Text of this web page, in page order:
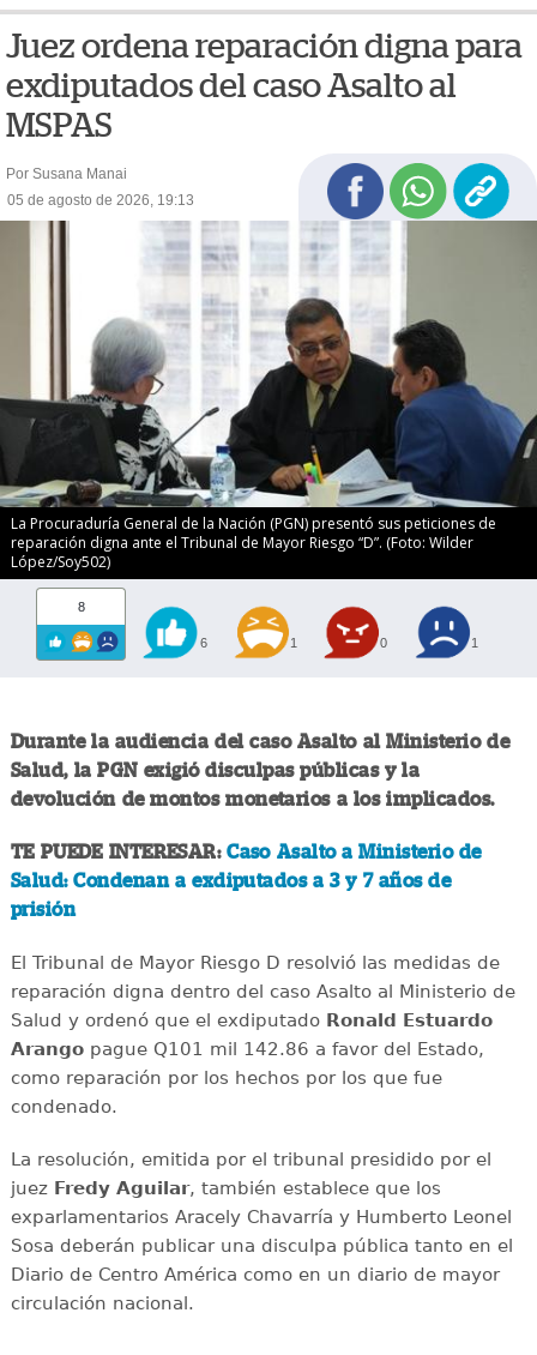
Juez ordena reparación digna para
exdiputados del caso Asalto al
MSPAS
Por Susana Manai
05 de agosto de 2026, 19:13
La Procuraduría General de la Nación (PGN) presentó sus peticiones de
reparación digna ante el Tribunal de Mayor Riesgo “D”. (Foto: Wilder
López/Soy502)
8
6 1 0 1
Durante la audiencia del caso Asalto al Ministerio de
Salud, la PGN exigió disculpas públicas y la
devolución de montos monetarios a los implicados.
TE PUEDE INTERESAR:Caso Asalto a Ministerio de
Salud: Condenan a exdiputados a 3 y 7 años de
prisión
El Tribunal de Mayor Riesgo D resolvió las medidas de
reparación digna dentro del caso Asalto al Ministerio de
Salud y ordenó que el exdiputado Ronald Estuardo
Arangopague Q101 mil 142.86 a favor del Estado,
como reparación por los hechos por los que fue
condenado.
La resolución, emitida por el tribunal presidido por el
juezFredy Aguilar, también establece que los
exparlamentarios Aracely Chavarría y Humberto Leonel
Sosa deberán publicar una disculpa pública tanto en el
Diario de Centro América como en un diario de mayor
circulación nacional.